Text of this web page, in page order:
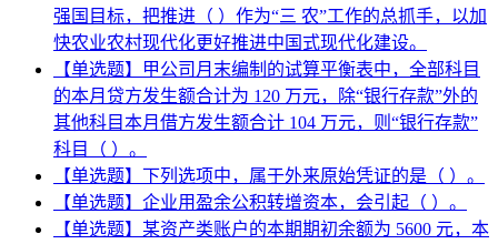
强国目标，把推进（ ）作为“三 农”工作的总抓手，以加
快农业农村现代化更好推进中国式现代化建设。
【单选题】甲公司月末编制的试算平衡表中，全部科目
的本月贷方发生额合计为 120 万元，除“银行存款”外的
其他科目本月借方发生额合计 104 万元，则“银行存款”
科目（ ）。
【单选题】下列选项中，属于外来原始凭证的是（ ）。
【单选题】企业用盈余公积转增资本，会引起（ ）。
【单选题】某资产类账户的本期期初余额为 5600 元，本